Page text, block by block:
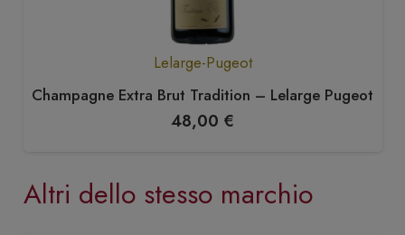
Lelarge-Pugeot
Champagne Extra Brut Tradition – Lelarge Pugeot
48,00 €
Altri dello stesso marchio